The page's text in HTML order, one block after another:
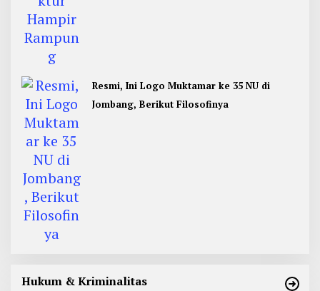
Resmi, Ini Logo Muktamar ke 35 NU di
Jombang, Berikut Filosofinya
Hukum & Kriminalitas